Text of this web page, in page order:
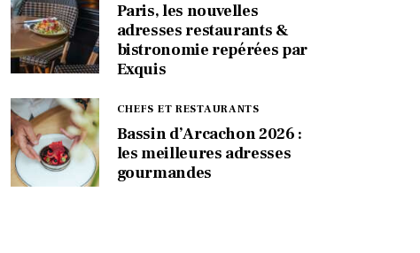
Paris, les nouvelles
adresses restaurants &
bistronomie repérées par
Exquis
CHEFS ET RESTAURANTS
Bassin d’Arcachon 2026 :
les meilleures adresses
gourmandes